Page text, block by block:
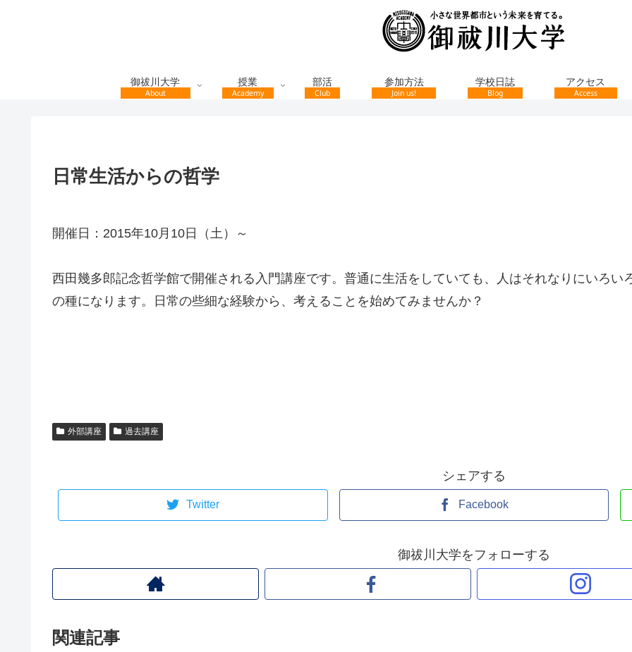
御祓川大学
About
授業
Academy
部活
Club
参加方法
Join us!
学校日誌
Blog
アクセス
Access
日常生活からの哲学
開催日：2015年10月10日（土）～
西田幾多郎記念哲学館で開催される入門講座です。普通に生活をしていても、人はそれなりにいろ
の種になります。日常の些細な経験から、考えることを始めてみませんか？
外部講座 過去講座
シェアする
Twitter Facebook
御祓川大学をフォローする
関連記事